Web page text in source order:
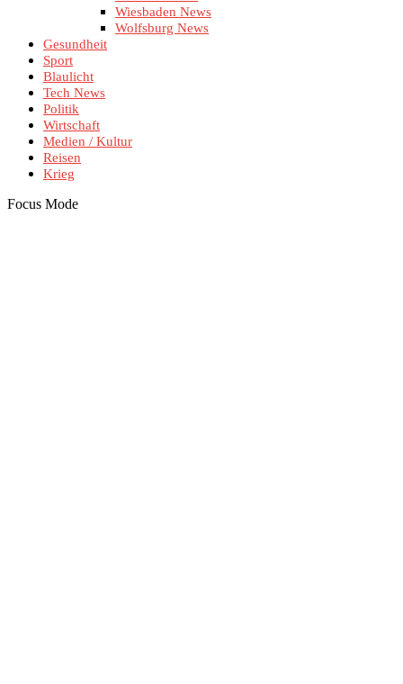
Wiesbaden News
Wolfsburg News
Gesundheit
Sport
Blaulicht
Tech News
Politik
Wirtschaft
Medien / Kultur
Reisen
Krieg
Focus Mode